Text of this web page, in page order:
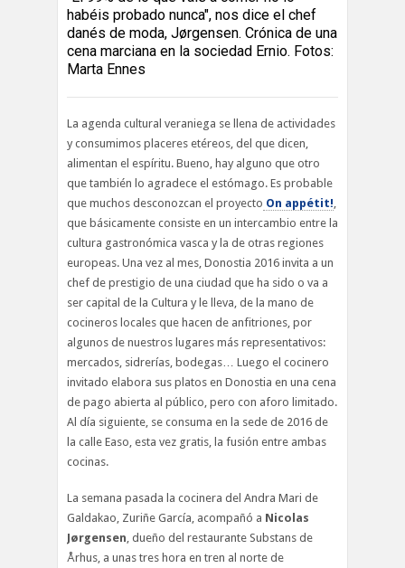
habéis probado nunca", nos dice el chef
danés de moda, Jørgensen. Crónica de una
cena marciana en la sociedad Ernio. Fotos:
Marta Ennes
La agenda cultural veraniega se llena de actividades
y consumimos placeres etéreos, del que dicen,
alimentan el espíritu. Bueno, hay alguno que otro
que también lo agradece el estómago. Es probable
que muchos desconozcan el proyecto On appétit!,
que básicamente consiste en un intercambio entre la
cultura gastronómica vasca y la de otras regiones
europeas. Una vez al mes, Donostia 2016 invita a un
chef de prestigio de una ciudad que ha sido o va a
ser capital de la Cultura y le lleva, de la mano de
cocineros locales que hacen de anfitriones, por
algunos de nuestros lugares más representativos:
mercados, sidrerías, bodegas… Luego el cocinero
invitado elabora sus platos en Donostia en una cena
de pago abierta al público, pero con aforo limitado.
Al día siguiente, se consuma en la sede de 2016 de
la calle Easo, esta vez gratis, la fusión entre ambas
cocinas.
La semana pasada la cocinera del Andra Mari de
Galdakao, Zuriñe García, acompañó a Nicolas
Jørgensen, dueño del restaurante Substans de
Århus, a unas tres hora en tren al norte de